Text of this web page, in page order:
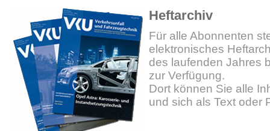
Heftarchiv
Für alle Abonnenten
elektronisches
des laufenden Jahres
zur Verfügung.
Dort können Sie alle
und sich als Text oder